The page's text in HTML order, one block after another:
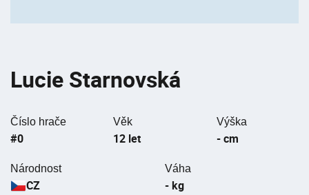
Lucie Starnovská
Číslo hrače
#0
Věk
12 let
Výška
- cm
Národnost
CZ
Váha
- kg